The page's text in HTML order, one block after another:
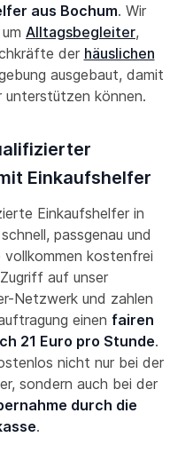
aus Bochum. Wir
Alltagsbegleiter,
der häuslichen
ausgebaut, damit
unterstützen können.
Einkaufshelfer
Einkaufshelfer in
passgenau und
kostenfrei
auf unser
Netzwerk und zahlen
einen fairen
21 Euro pro Stunde.
nicht nur bei der
sondern auch bei der
durch die
.